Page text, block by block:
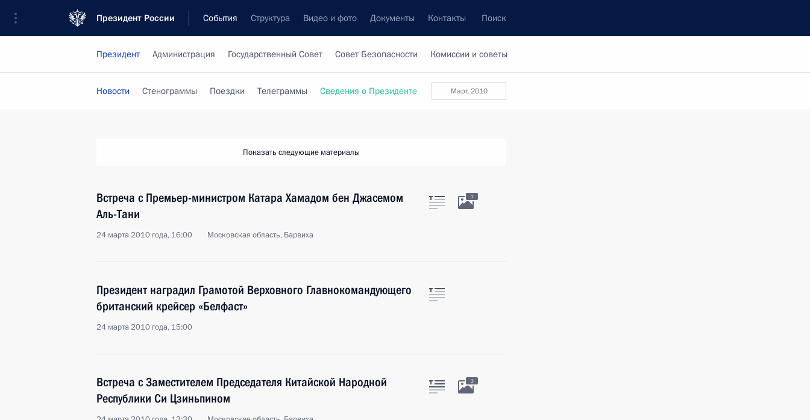
Президент России События Структура Видео и фото Документы Контакты Поиск
Президент Администрация Государственный Совет Совет Безопасности Комиссии и советы
март, 2010
Новости Стенограммы Поездки Телеграммы Сведения о Президенте
Показать следующие материалы
Встреча с Премьер-министром Катара Хамадом бен Джасемом
Аль-Тани
24 марта 2010 года, 16:00 Московская область, Барвиха
1
Президент наградил Грамотой Верховного Главнокомандующего
британский крейсер «Белфаст»
24 марта 2010 года, 15:00
Встреча с Заместителем Председателя Китайской Народной
Республики Си Цзиньпином
3